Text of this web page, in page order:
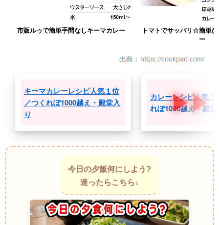
市販ルゥで簡単手間なしキーマカレー
トマトでサッパリ☆簡単
ー
キーマカレーレシピ人気１位
／つくれぽ1000越え・殿堂入
り
カレーレシピ人気１
れぽ1000越え・殿
今日の夕飯何にしよう?
迷ったらこちら↓